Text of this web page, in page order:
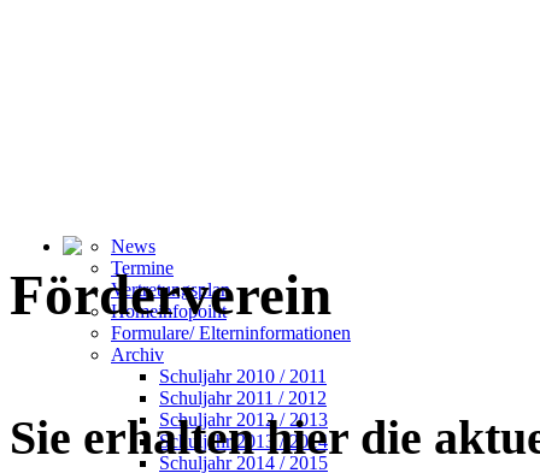
News
Termine
Vertretungsplan
Homeinfopoint
Formulare/ Elterninformationen
Archiv
Schuljahr 2010 / 2011
Schuljahr 2011 / 2012
Schuljahr 2012 / 2013
Schuljahr 2013 / 2014
Schuljahr 2014 / 2015
Förderverein
Sie erhalten hier die